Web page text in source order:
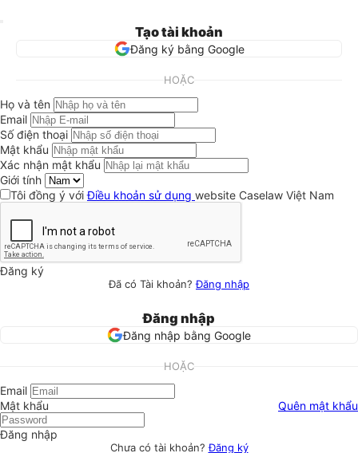
Tạo tài khoản
Đăng ký bằng Google
HOẶC
Họ và tên
Email
Số điện thoại
Mật khẩu
Xác nhận mật khẩu
Giới tính
Tôi đồng ý vớiĐiều khoản sử dụng website Caselaw Việt Nam
Đăng ký
Đã có Tài khoản?Đăng nhập
Đăng nhập
Đăng nhập bằng Google
HOẶC
Email
Mật khẩu
Quên mật khẩu
Đăng nhập
Chưa có tài khoản?Đăng ký